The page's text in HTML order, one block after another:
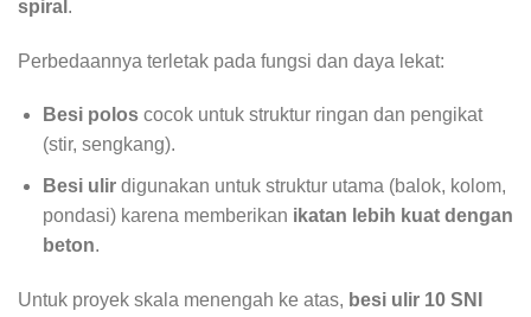
spiral .
Perbedaannya terletak pada fungsi dan daya lekat:
Besi poloscocok untuk struktur ringan dan pengikat
(stir, sengkang).
Besi ulirdigunakan untuk struktur utama (balok, kolom,
pondasi) karena memberikan ikatan lebih kuat dengan
beton.
Untuk proyek skala menengah ke atas, besi ulir 10 SNI